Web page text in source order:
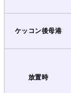
ケッコン後母港
放置時